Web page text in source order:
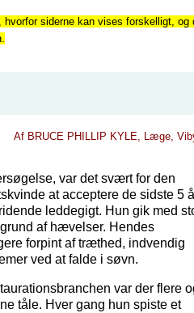
siderne kan vises forskelligt, og
Af BRUCE PHILLIP KYLE, Læge,
var det svært for den
at acceptere de sidste 5
leddegigt. Hun gik med
af hævelser. Hendes
forpint af træthed, indvendig
ved at falde i søvn.
var der flere
tåle. Hver gang hun spiste et